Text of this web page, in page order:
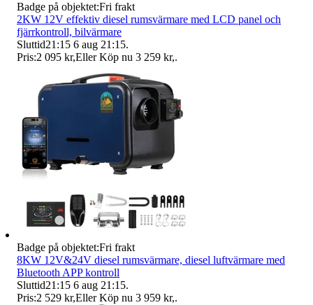
Badge på objektet:Fri frakt
2KW 12V effektiv diesel rumsvärmare med LCD panel och
fjärrkontroll, bilvärmare
Sluttid21:15 6 aug 21:15.
Pris:2 095 kr,Eller Köp nu 3 259 kr,.
Badge på objektet:Fri frakt
8KW 12V&24V diesel rumsvärmare, diesel luftvärmare med
Bluetooth APP kontroll
Sluttid21:15 6 aug 21:15.
Pris:2 529 kr,Eller Köp nu 3 959 kr,.